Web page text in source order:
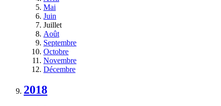
Mai
Juin
Juillet
Août
Septembre
Octobre
Novembre
Décembre
2018